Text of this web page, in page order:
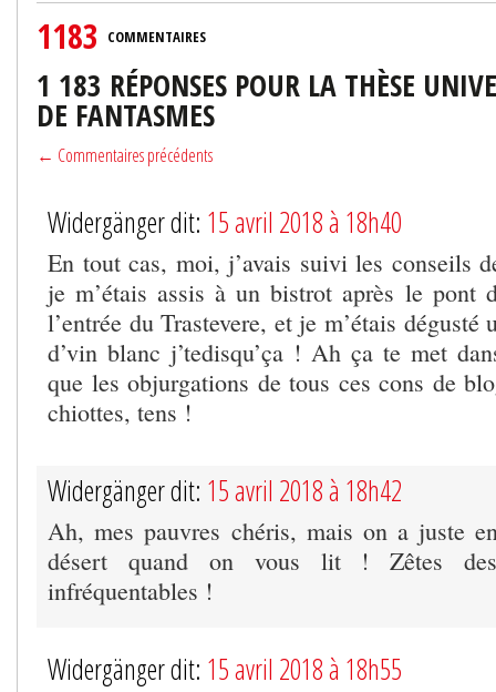
1183 COMMENTAIRES
1 183 RÉPONSES POUR LA THÈSE
DE FANTASMES
← Commentaires précédents
Widergänger dit: 15 avril 2018 à 18h40
En tout cas, moi, j’avais suivi les conseils
je m’étais assis à un bistrot après le pont
l’entrée du Trastevere, et je m’étais
d’vin blanc j’tedisqu’ça ! Ah ça te met
que les objurgations de tous ces cons de
chiottes, tens !
Widergänger dit: 15 avril 2018 à 18h42
Ah, mes pauvres chéris, mais on a juste
désert quand on vous lit ! Zêtes
infréquentables !
Widergänger dit: 15 avril 2018 à 18h55